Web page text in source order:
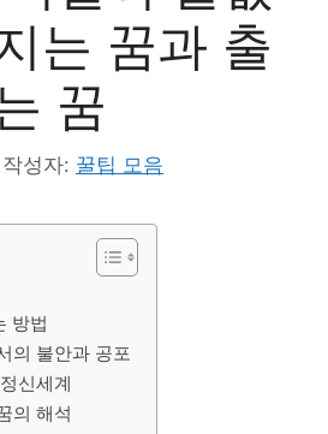
는 꿈과 출
꿈
작성자: 꿀팁 모음
방법
의 불안과 공포
신세계
의 해석